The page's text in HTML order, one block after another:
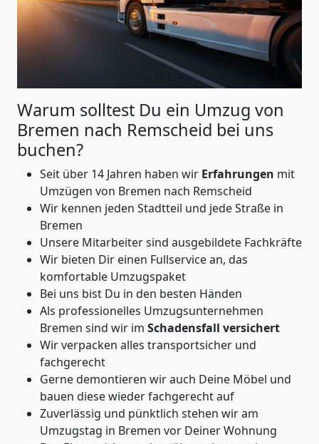
Warum solltest Du ein Umzug von
Bremen nach Remscheid bei uns
buchen?
Seit über 14 Jahren haben wir Erfahrungen mit
Umzügen von Bremen nach Remscheid
Wir kennen jeden Stadtteil und jede Straße in
Bremen
Unsere Mitarbeiter sind ausgebildete Fachkräfte
Wir bieten Dir einen Fullservice an, das
komfortable Umzugspaket
Bei uns bist Du in den besten Händen
Als professionelles Umzugsunternehmen
Bremen sind wir im Schadensfall versichert
Wir verpacken alles transportsicher und
fachgerecht
Gerne demontieren wir auch Deine Möbel und
bauen diese wieder fachgerecht auf
Zuverlässig und pünktlich stehen wir am
Umzugstag in Bremen vor Deiner Wohnung